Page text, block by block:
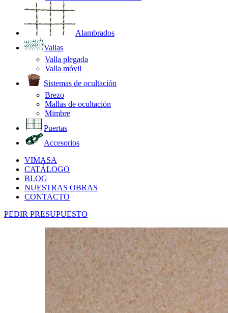
Alambrados
Vallas
Valla plegada
Valla móvil
Sistemas de ocultación
Brezo
Mallas de ocultación
Mimbre
Puertas
Accesorios
VIMASA
CATÁLOGO
BLOG
NUESTRAS OBRAS
CONTACTO
PEDIR PRESUPUESTO